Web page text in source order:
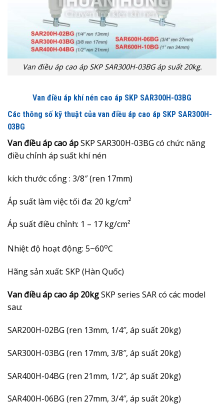
Van điều áp cao áp SKP SAR300H-03BG áp suất 20kg.
Van điều áp khí nén cao áp SKP SAR300H-03BG
Các thông số kỹ thuật của van điều áp cao áp SKP SAR300H-
03BG
Van điều áp cao ápSKP SAR300H-03BG có chức năng
điều chỉnh áp suất khí nén
kích thước cổng : 3/8″ (ren 17mm)
Áp suất làm việc tối đa: 20 kg/cm²
Áp suất điều chỉnh: 1 – 17 kg/cm²
Nhiệt độ hoạt động: 5~60oC
Hãng sản xuất: SKP (Hàn Quốc)
Van điều áp cao áp 20kgSKP series SAR có các model
sau:
SAR200H-02BG (ren 13mm, 1/4″, áp suất 20kg)
SAR300H-03BG (ren 17mm, 3/8″, áp suất 20kg)
SAR400H-04BG (ren 21mm, 1/2″, áp suất 20kg)
SAR400H-06BG (ren 27mm, 3/4″, áp suất 20kg)